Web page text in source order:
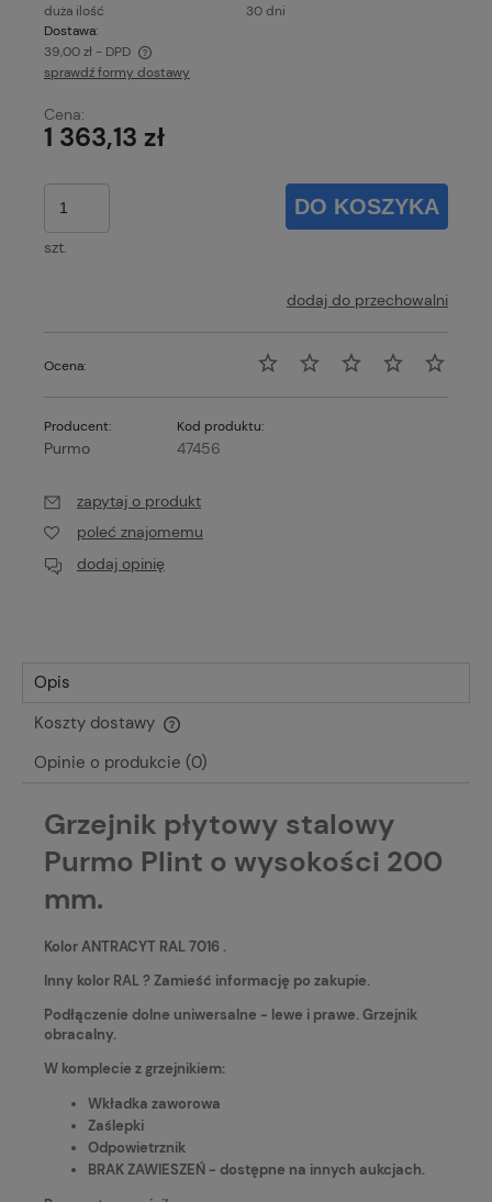
duża ilość
30 dni
Dostawa:
39,00 zł - DPD
Cena nie zawiera ewentualnych kosztów płatności
sprawdź formy dostawy
Cena:
1 363,13 zł
szt.
DO KOSZYKA
dodaj do przechowalni
Ocena:
Producent:
Purmo
Kod produktu:
47456
zapytaj o produkt
poleć znajomemu
dodaj opinię
Opis
Koszty dostawy
Cena nie zawiera ewentualnych kosztów płatności
Opinie o produkcie (0)
Grzejnik płytowy stalowy
Purmo Plint o wysokości 200
mm.
Kolor ANTRACYT RAL 7016 .
Inny kolor RAL ? Zamieść informację po zakupie.
Podłączenie dolne uniwersalne - lewe i prawe. Grzejnik
obracalny.
W komplecie z grzejnikiem:
Wkładka zaworowa
Zaślepki
Odpowietrznik
BRAK ZAWIESZEŃ - dostępne na innych aukcjach.